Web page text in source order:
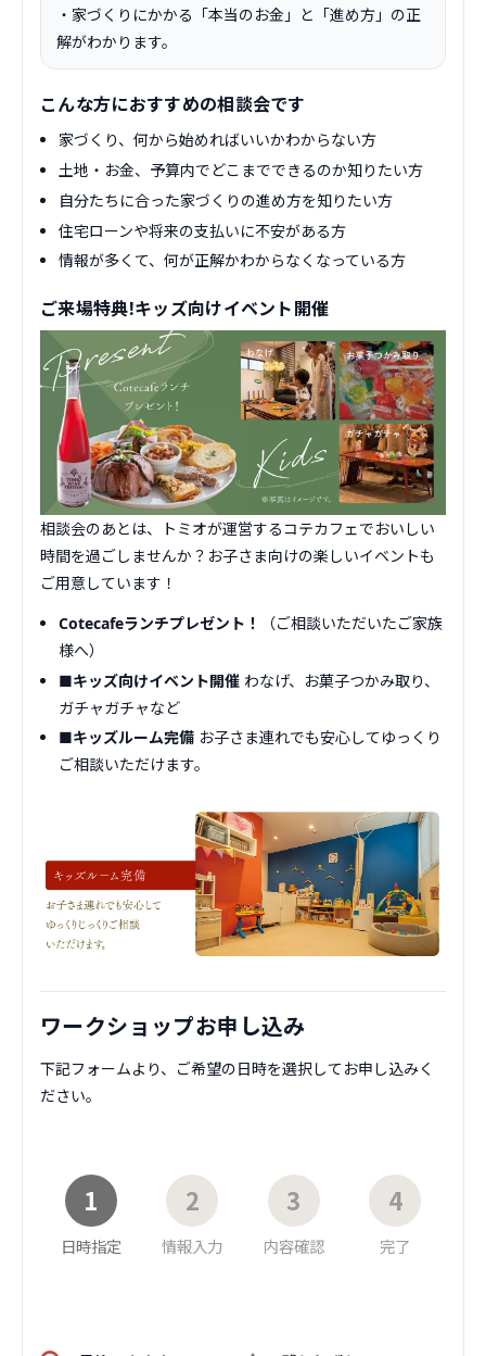
・家づくりにかかる「本当のお金」と「進め方」の正
解がわかります。
こんな方におすすめの相談会です
家づくり、何から始めればいいかわからない方
土地・お金、予算内でどこまでできるのか知りたい方
自分たちに合った家づくりの進め方を知りたい方
住宅ローンや将来の支払いに不安がある方
情報が多くて、何が正解かわからなくなっている方
ご来場特典!キッズ向けイベント開催
相談会のあとは、トミオが運営するコテカフェでおいしい
時間を過ごしませんか？お子さま向けの楽しいイベントも
ご用意しています！
Cotecafeランチプレゼント！
（ご相談いただいたご家族
様へ）
■キッズ向けイベント開催わなげ、お菓子つかみ取り、
ガチャガチャなど
■キッズルーム完備お子さま連れでも安心してゆっくり
ご相談いただけます。
ワークショップお申し込み
下記フォームより、ご希望の日時を選択してお申し込みく
ださい。
1
日時指定
2
情報入力
3
内容確認
4
完了